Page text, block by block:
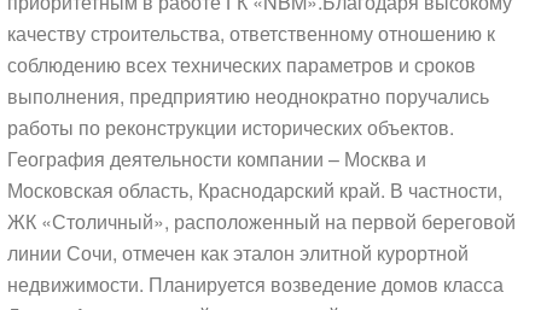
качеству строительства, ответственному отношению к
соблюдению всех технических параметров и сроков
выполнения, предприятию неоднократно поручались
работы по реконструкции исторических объектов.
География деятельности компании – Москва и
Московская область, Краснодарский край. В частности,
ЖК «Столичный», расположенный на первой береговой
линии Сочи, отмечен как эталон элитной курортной
недвижимости. Планируется возведение домов класса